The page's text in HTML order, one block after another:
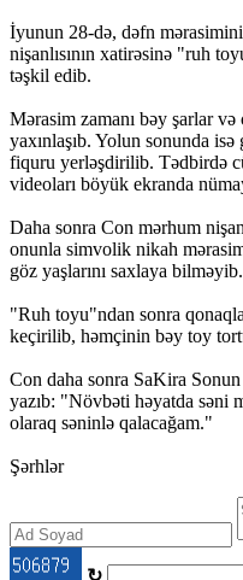
İyunun 28-də, dəfn
nişanlısının xatirəsinə "ruh
təşkil edib.
Mərasim zamanı bəy şarlar
yaxınlaşıb. Yolun sonunda
fiquru yerləşdirilib. Tədbirdə
videoları böyük ekranda
Daha sonra Con mərhum
onunla simvolik nikah
göz yaşlarını saxlaya bilməyib.
"Ruh toyu"ndan sonra
keçirilib, həmçinin bəy toy
Con daha sonra SaKira Sonun
yazıb: "Növbəti həyatda səni
olaraq səninlə qalacağam."
Şərhlər
↻